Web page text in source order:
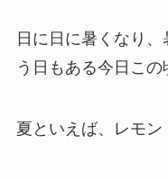
日に日に暑くなり
う日もある今日この
夏といえば、レモン